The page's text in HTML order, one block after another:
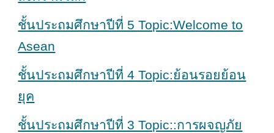
ชั้นประถมศึกษาปีที่ 5 Topic:Welcome to
Asean
ชั้นประถมศึกษาปีที่ 4 Topic:ย้อนรอยย้อน
ยุค
ชั้นประถมศึกษาปีที่ 3 Topic::การผจญภัย